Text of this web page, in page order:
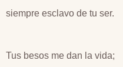
siempre esclavo de tu ser.
Tus besos me dan la vida;